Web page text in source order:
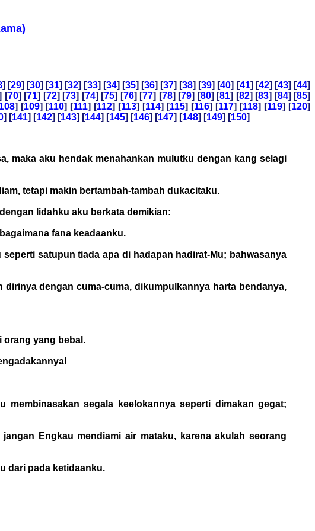
] [29] [30] [31] [32] [33] [34] [35] [36] [37] [38] [39] [40] [41] [42] [43] [44]
[70] [71] [72] [73] [74] [75] [76] [77] [78] [79] [80] [81] [82] [83] [84] [85]
] [109] [110] [111] [112] [113] [114] [115] [116] [117] [118] [119] [120]
] [141] [142] [143] [144] [145] [146] [147] [148] [149] [150]
maka aku hendak menahankan mulutku dengan kang selagi
tetapi makin bertambah-tambah dukacitaku.
lidahku aku berkata demikian:
fana keadaanku.
satupun tiada apa di hadapan hadirat-Mu; bahwasanya
dengan cuma-cuma, dikumpulkannya harta bendanya,
orang yang bebal.
segala keelokannya seperti dimakan gegat;
Engkau mendiami air mataku, karena akulah seorang
dari pada ketidaanku.